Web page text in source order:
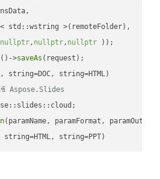
std::wstring >(remoteFolder),
nullptr, nullptr, nullptr ))
()->saveAs (request);
ช้ Aspose.Slides
(paramName, paramFormat,
string=HTML, string=PPT)